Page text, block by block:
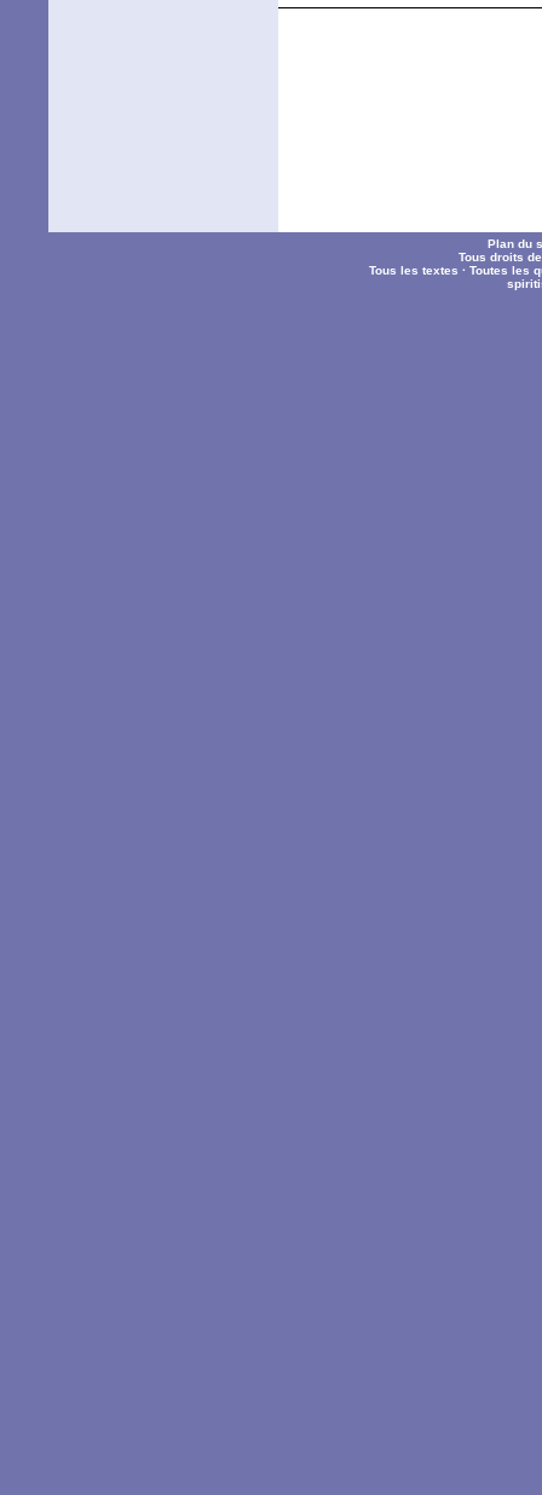
Plan du
Tous droits
Tous les textes ·Toutes les